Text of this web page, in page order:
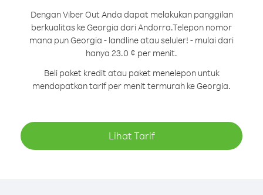
Dengan Viber Out Anda dapat melakukan panggilan
berkualitas ke Georgia dari Andorra.Telepon nomor
mana pun Georgia - landline atau seluler! - mulai dari
hanya 23.0 ¢ per menit.
Beli paket kredit atau paket menelepon untuk
mendapatkan tarif per menit termurah ke Georgia.
Lihat Tarif